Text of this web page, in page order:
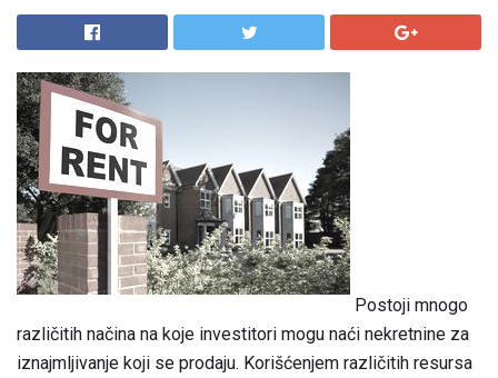
Postoji mnogo
različitih načina na koje investitori mogu naći nekretnine za
iznajmljivanje koji se prodaju. Korišćenjem različitih resursa